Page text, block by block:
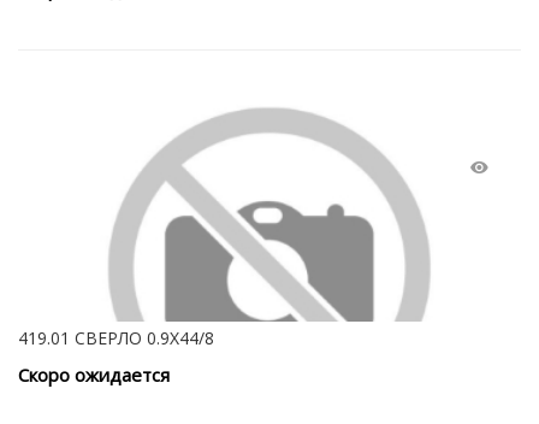
419.01 СВЕРЛО 0.9Х44/8
Скоро ожидается